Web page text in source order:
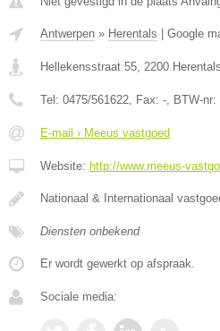
Antwerpen » Herentals Google
Hellekensstraat 55, 2200 Herentals
Tel: 0475/561622, Fax: -, BTW-nr:
E-mail › Meeus vastgoed
Website: http://www.meeus-
Nationaal & Internationaal
Diensten onbekend
Er wordt gewerkt op afspraak.
Sociale media: